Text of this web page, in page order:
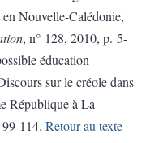
en Nouvelle-Calédonie,
, n° 128, 2010, p. 5-
éducation
sur le créole dans
République à La
114. Retour au texte